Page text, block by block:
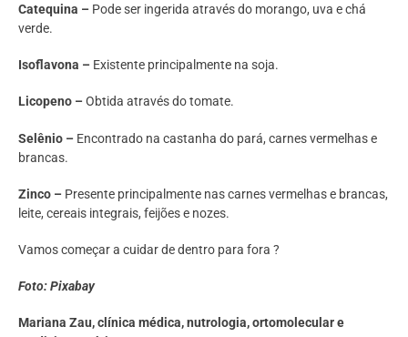
Catequina – Pode ser ingerida através do morango, uva e chá
verde.
Isoflavona – Existente principalmente na soja.
Licopeno –Obtida através do tomate.
Selênio – Encontrado na castanha do pará, carnes vermelhas e
brancas.
Zinco – Presente principalmente nas carnes vermelhas e brancas,
leite, cereais integrais, feijões e nozes.
Vamos começar a cuidar de dentro para fora ?
Foto: Pixabay
Mariana Zau, clínica médica, nutrologia, ortomolecular e